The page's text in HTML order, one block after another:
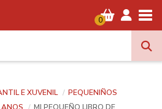
0
E XUVENIL
PEQUENIÑOS